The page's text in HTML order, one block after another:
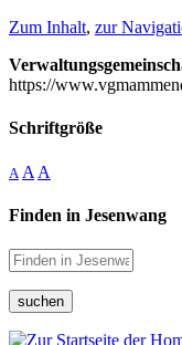
Zum Inhalt, zur
https://
Schriftgröße
A A A
Finden in Jesenwang
suchen